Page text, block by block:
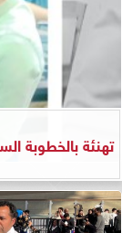
تهنئة بالخطوبة